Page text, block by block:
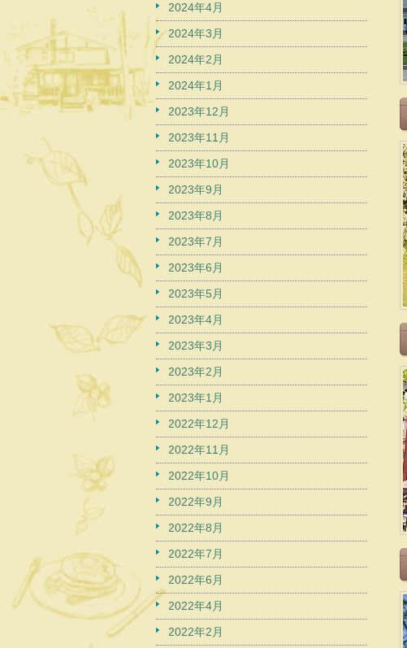
2024年4月
2024年3月
2024年2月
2024年1月
2023年12月
2023年11月
2023年10月
2023年9月
2023年8月
2023年7月
2023年6月
2023年5月
2023年4月
2023年3月
2023年2月
2023年1月
2022年12月
2022年11月
2022年10月
2022年9月
2022年8月
2022年7月
2022年6月
2022年4月
2022年2月